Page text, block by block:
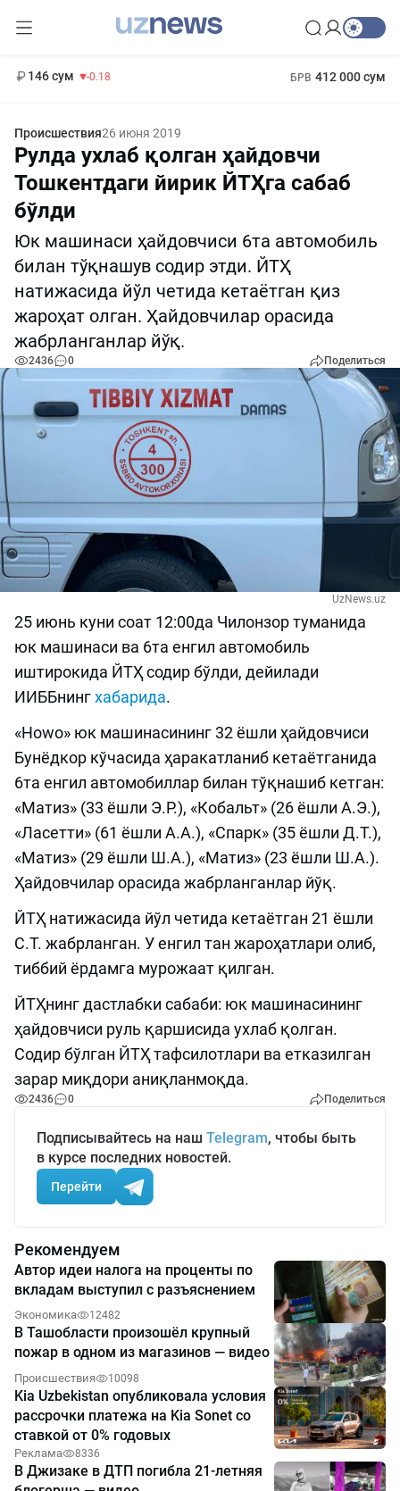
146 сум -0.18 БРВ 412 000 сум
Происшествия26 июня 2019
Рулда ухлаб қолган ҳайдовчи
Тошкентдаги йирик ЙТҲга сабаб
бўлди
Юк машинаси ҳайдовчиси 6та автомобиль
билан тўқнашув содир этди. ЙТҲ
натижасида йўл четида кетаётган қиз
жароҳат олган. Ҳайдовчилар орасида
жабрланганлар йўқ.
2436 0 Поделиться
UzNews.uz
25 июнь куни соат 12:00да Чилонзор туманида
юк машинаси ва 6та енгил автомобиль
иштирокида ЙТҲ содир бўлди, дейилади
ИИББнингхабарида.
«Howo» юк машинасининг 32 ёшли ҳайдовчиси
Бунёдкор кўчасида ҳаракатланиб кетаётганида
6та енгил автомобиллар билан тўқнашиб кетган:
«Матиз» (33 ёшли Э.Р.), «Кобальт» (26 ёшли А.Э.),
«Ласетти» (61 ёшли А.А.), «Спарк» (35 ёшли Д.Т.),
«Матиз» (29 ёшли Ш.А.), «Матиз» (23 ёшли Ш.А.).
Ҳайдовчилар орасида жабрланганлар йўқ.
ЙТҲ натижасида йўл четида кетаётган 21 ёшли
С.Т. жабрланган. У енгил тан жароҳатлари олиб,
тиббий ёрдамга мурожаат қилган.
ЙТҲнинг дастлабки сабаби: юк машинасининг
ҳайдовчиси руль қаршисида ухлаб қолган.
Содир бўлган ЙТҲ тафсилотлари ва етказилган
зарар миқдори аниқланмоқда.
2436 0 Поделиться
Подписывайтесь на наш Telegram, чтобы быть
в курсе последних новостей.
Перейти
Рекомендуем
Автор идеи налога на проценты по
вкладам выступил с разъяснением
Экономика 12482
В Ташобласти произошёл крупный
пожар в одном из магазинов — видео
Происшествия 10098
Kia Uzbekistan опубликовала условия
рассрочки платежа на Kia Sonet со
ставкой от 0% годовых
Реклама 8336
В Джизаке в ДТП погибла 21-летняя